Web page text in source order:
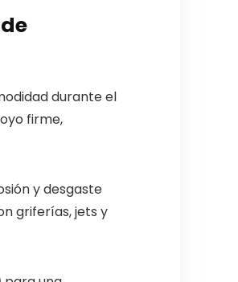
durante el
firme,
y desgaste
griferías, jets y